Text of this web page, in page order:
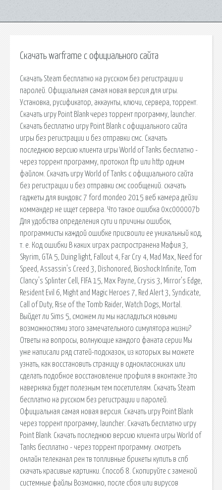
Скачать warframe с официального сайта
Скачать Steam бесплатно на русском без регистрации и
паролей. Официальная самая новая версия для игры.
Установка, русификатор, аккаунты, ключи, сервера, торрент.
Скачать игру Point Blank через торрент программу, launcher.
Скачать бесплатно игру Point Blank с официального сайта
игры без регистрации и без отправки смс. Скачать
последнюю версию клиента игры World of Tanks бесплатно -
через торрент программу, протокол ftp или http одним
файлом. Скачать игру World of Tanks с официального сайта
без регистрации и без отправки смс сообщений. скачать
гаджеты для виндовс 7 ford mondeo 2015 веб камера дейзи
коммандер не ищет сервера. Что такое ошибка 0xc000007b
Для удобства определения сути и причины ошибок,
программисты каждой ошибке присвоили ее уникальный код,
т. е. Код ошибки В каких играх распространена Мафия 3,
Skyrim, GTA 5, Duing light, Fallout 4, Far Cry 4, Mad Max, Need for
Speed, Assassin's Creed 3, Dishonored, Bioshock Infinite, Tom
Clancy's Splinter Cell, FIFA 15, Max Payne, Crysis 3, Mirror’s Edge,
Resident Evil 6, Might and Magic Heroes 7, Red Alert 3, Syndicate,
Call of Duty, Rise of the Tomb Raider, Watch Dogs, Mortal.
Выйдет ли Sims 5, сможем ли мы насладиться новыми
возможностями этого замечательного симулятора жизни?
Ответы на вопросы, волнующие каждого фаната серии Мы
уже написали ряд статей-подсказок, из которых вы можете
узнать, как восстановить страницу в одноклассниках или
сделать подобное восстановление профиля в вконтакте.Это
наверняка будет полезным тем посетителям. Скачать Steam
бесплатно на русском без регистрации и паролей.
Официальная самая новая версия. Скачать игру Point Blank
через торрент программу, launcher. Скачать бесплатно игру
Point Blank. Скачать последнюю версию клиента игры World of
Tanks бесплатно - через торрент программу. смотреть
онлайн телеканал рен тв топливные брикеты купить в спб
скачать красивые картинки. Способ 8. Скопируйте с заменой
системные файлы Возможно, после сбоя или вирусов